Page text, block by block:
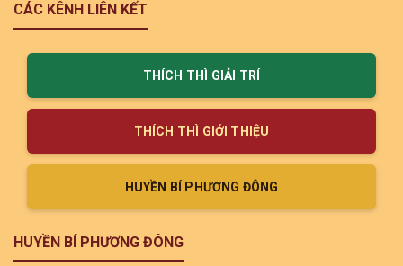
CÁC KÊNH LIÊN KẾT
THÍCH THÌ GIẢI TRÍ
THÍCH THÌ GIỚI THIỆU
HUYỀN BÍ PHƯƠNG ĐÔNG
HUYỀN BÍ PHƯƠNG ĐÔNG